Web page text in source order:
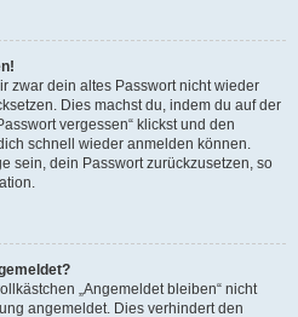
zwar dein altes Passwort nicht wieder
Dies machst du, indem du auf der
vergessen“ klickst und den
schnell wieder anmelden können.
sein, dein Passwort zurückzusetzen, so
„Angemeldet bleiben“ nicht
angemeldet. Dies verhindert den